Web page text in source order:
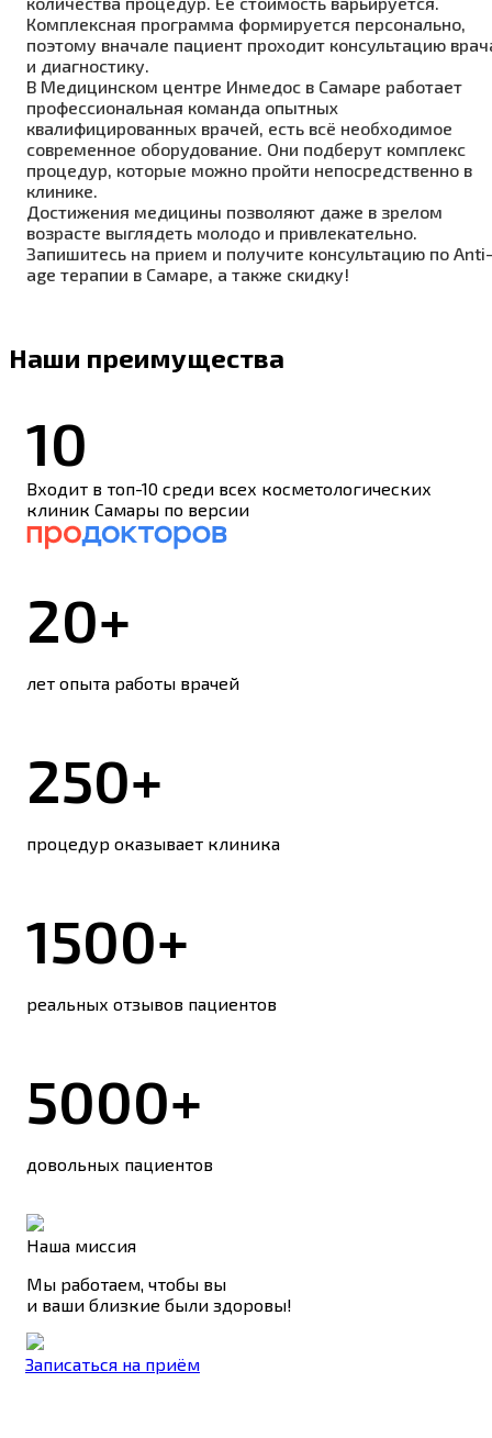
Комплексная программа формируется персонально,
поэтому вначале пациент проходит консультацию
и диагностику.
В Медицинском центре Инмедос в Самаре работает
профессиональная команда опытных
квалифицированных врачей, есть всё необходимое
современное оборудование. Они подберут комплекс
процедур, которые можно пройти непосредственно в
клинике.
Достижения медицины позволяют даже в зрелом
возрасте выглядеть молодо и привлекательно.
Запишитесь на прием и получите консультацию по Anti-
age терапии в Самаре, а также скидку!
Наши преимущества
10
Входит в топ-10 среди всех косметологических
клиник Самары по версии
20+
лет опыта работы врачей
250+
процедур оказывает клиника
1500+
реальных отзывов пациентов
5000+
довольных пациентов
Наша миссия
Мы работаем, чтобы вы
и ваши близкие были здоровы!
Записаться на приём